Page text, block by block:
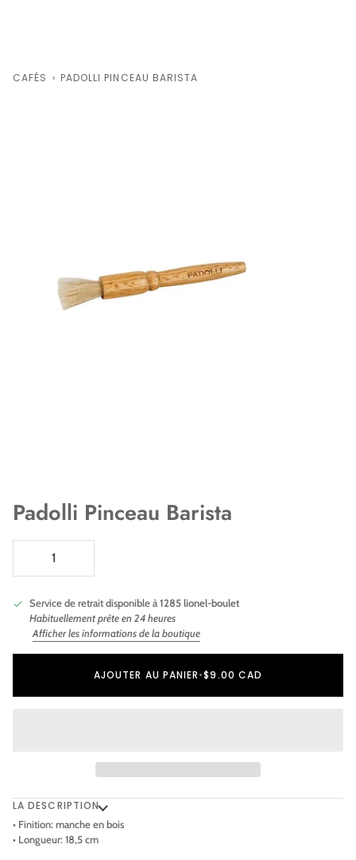
CAFÉS › PADOLLI PINCEAU BARISTA
Padolli Pinceau Barista
Service de retrait disponible à1285 lionel-boulet
Habituellement prête en 24 heures
Afficher les informations de la boutique
AJOUTER AU PANIER•$9.00 CAD
LA DESCRIPTION
• Finition: manche en bois
• Longueur: 18,5 cm